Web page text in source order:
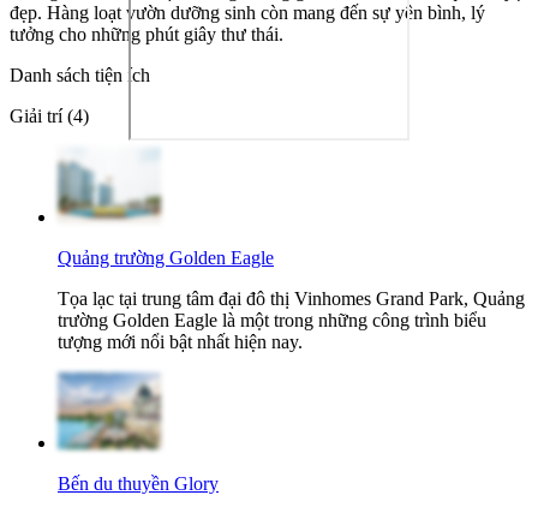
đẹp. Hàng loạt vườn dưỡng sinh còn mang đến sự yên bình, lý
tưởng cho những phút giây thư thái.
Danh sách tiện ích
Giải trí (4)
Quảng trường Golden Eagle
Tọa lạc tại trung tâm đại đô thị Vinhomes Grand Park, Quảng
trường Golden Eagle là một trong những công trình biểu
tượng mới nổi bật nhất hiện nay.
Bến du thuyền Glory